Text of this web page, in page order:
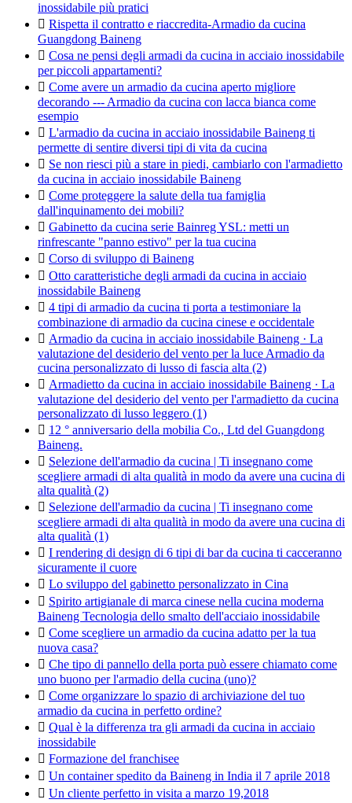
inossidabile più pratici
 Rispetta il contratto e riaccredita-Armadio da cucina
Guangdong Baineng
 Cosa ne pensi degli armadi da cucina in acciaio inossidabile
per piccoli appartamenti?
 Come avere un armadio da cucina aperto migliore
decorando --- Armadio da cucina con lacca bianca come
esempio
 L'armadio da cucina in acciaio inossidabile Baineng ti
permette di sentire diversi tipi di vita da cucina
 Se non riesci più a stare in piedi, cambiarlo con l'armadietto
da cucina in acciaio inossidabile Baineng
 Come proteggere la salute della tua famiglia
dall'inquinamento dei mobili?
 Gabinetto da cucina serie Bainreg YSL: metti un
rinfrescante "panno estivo" per la tua cucina
 Corso di sviluppo di Baineng
 Otto caratteristiche degli armadi da cucina in acciaio
inossidabile Baineng
 4 tipi di armadio da cucina ti porta a testimoniare la
combinazione di armadio da cucina cinese e occidentale
 Armadio da cucina in acciaio inossidabile Baineng · La
valutazione del desiderio del vento per la luce Armadio da
cucina personalizzato di lusso di fascia alta (2)
 Armadietto da cucina in acciaio inossidabile Baineng · La
valutazione del desiderio del vento per l'armadietto da cucina
personalizzato di lusso leggero (1)
 12 ° anniversario della mobilia Co., Ltd del Guangdong
Baineng.
 Selezione dell'armadio da cucina | Ti insegnano come
scegliere armadi di alta qualità in modo da avere una cucina di
alta qualità (2)
 Selezione dell'armadio da cucina | Ti insegnano come
scegliere armadi di alta qualità in modo da avere una cucina di
alta qualità (1)
 I rendering di design di 6 tipi di bar da cucina ti cacceranno
sicuramente il cuore
 Lo sviluppo del gabinetto personalizzato in Cina
 Spirito artigianale di marca cinese nella cucina moderna
Baineng Tecnologia dello smalto dell'acciaio inossidabile
 Come scegliere un armadio da cucina adatto per la tua
nuova casa?
 Che tipo di pannello della porta può essere chiamato come
uno buono per l'armadio della cucina (uno)?
 Come organizzare lo spazio di archiviazione del tuo
armadio da cucina in perfetto ordine?
 Qual è la differenza tra gli armadi da cucina in acciaio
inossidabile
 Formazione del franchisee
 Un container spedito da Baineng in India il 7 aprile 2018
 Un cliente perfetto in visita a marzo 19,2018